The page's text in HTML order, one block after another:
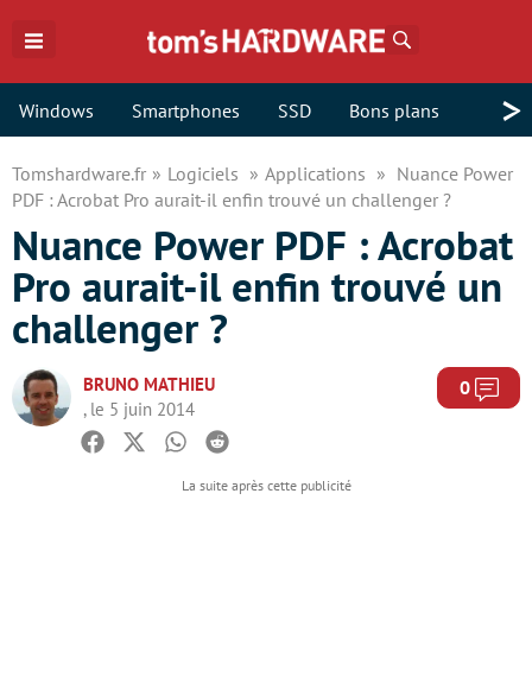
Windows Smartphones SSD Bons plans >
Tomshardware.fr Logiciels Applications
Nuance Power
PDF : Acrobat Pro aurait-il enfin trouvé un challenger ?
Nuance Power PDF : Acrobat
Pro aurait-il enfin trouvé un
challenger ?
BRUNO MATHIEU
, le 5 juin 2014
0
Facebook
TwitterWhatsapp
Reddit